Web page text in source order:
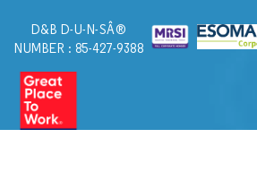
D&B D-U-N-SÂ®
NUMBER : 85-427-9388